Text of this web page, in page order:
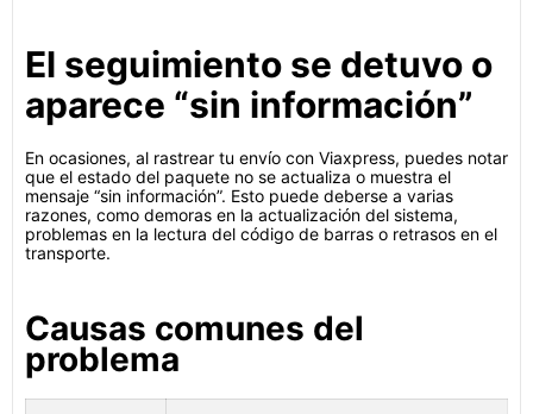
El seguimiento se detuvo o
aparece “sin información”
En ocasiones, al rastrear tu envío con Viaxpress, puedes notar
que el estado del paquete no se actualiza o muestra el
mensaje “sin información”. Esto puede deberse a varias
razones, como demoras en la actualización del sistema,
problemas en la lectura del código de barras o retrasos en el
transporte.
Causas comunes del
problema